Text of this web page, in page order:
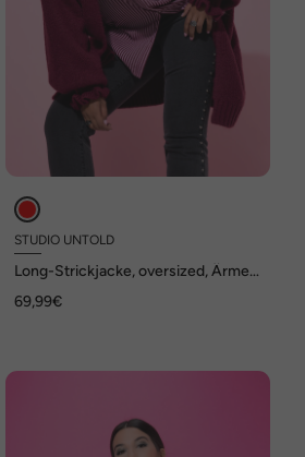
STUDIO UNTOLD
Long-Strickjacke, oversized, Ärmel-
69,99€